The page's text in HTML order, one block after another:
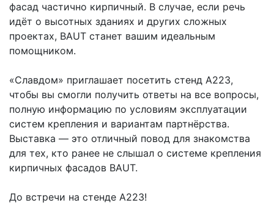
фасад частично кирпичный. В случае, если речь
идёт о высотных зданиях и других сложных
проектах, BAUT станет вашим идеальным
помощником.
«Славдом» приглашает посетить стенд А223,
чтобы вы смогли получить ответы на все вопросы,
полную информацию по условиям эксплуатации
систем крепления и вариантам партнёрства.
Выставка — это отличный повод для знакомства
для тех, кто ранее не слышал о системе крепления
кирпичных фасадов BAUT.
До встречи на стенде А223!